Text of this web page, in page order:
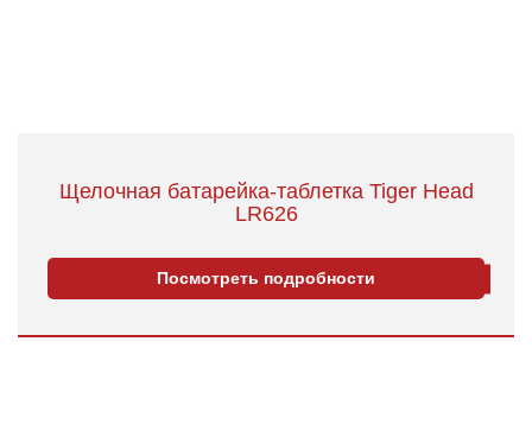
Щелочная батарейка-таблетка Tiger Head
LR626
Посмотреть подробности